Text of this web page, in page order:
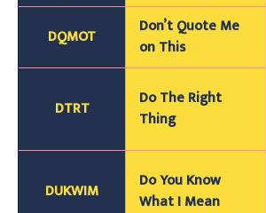
DQMOT
Don’t Quote Me
on This
DTRT
Do The Right
Thing
DUKWIM
Do You Know
What I Mean